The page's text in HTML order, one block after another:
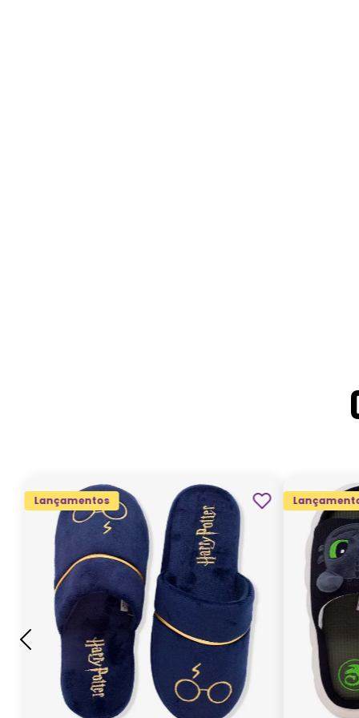
Lançamentos
G GG M P
ADICIONAR AO